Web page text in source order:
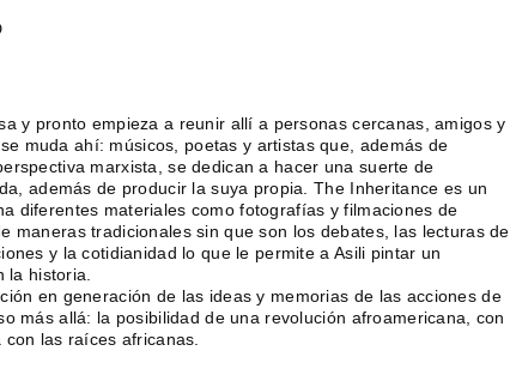
y pronto empieza a reunir allí a personas cercanas, amigos y
muda ahí: músicos, poetas y artistas que, además de
marxista, se dedican a hacer una suerte de
además de producir la suya propia. The Inheritance es un
diferentes materiales como fotografías y filmaciones de
maneras tradicionales sin que son los debates, las lecturas de
y la cotidianidad lo que le permite a Asili pintar un
historia.
en generación de las ideas y memorias de las acciones de
más allá: la posibilidad de una revolución afroamericana, con
las raíces africanas.